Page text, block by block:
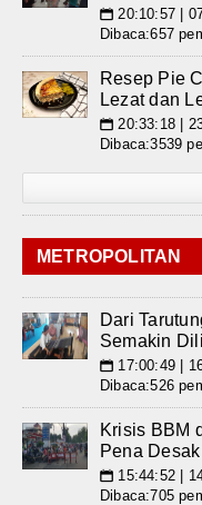
📅 20:10:57 |
Dibaca:657
Resep Pie
Lezat dan
📅 20:33:18 |
Dibaca:3539
METROPOLITAN
Dari
Semakin
📅 17:00:49 |
Dibaca:526
Krisis BBM
Pena
📅 15:44:52 |
Dibaca:705